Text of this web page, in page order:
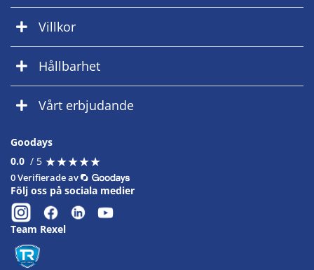
Villkor
Hållbarhet
Vårt erbjudande
Goodays
0.0 / 5 ★★★★★
★★★★★
0 Verifierade av
Följ oss på sociala medier
Team Rexel